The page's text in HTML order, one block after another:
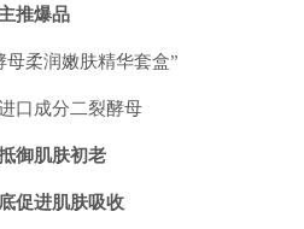
主推爆品
母柔润嫩肤精华套盒”
口成分二裂酵母
御肌肤初老
促进肌肤吸收